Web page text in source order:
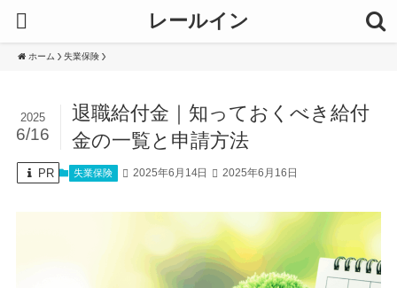
レールイン
ホーム 失業保険
退職給付金｜知っておくべき給付
金の一覧と申請方法
2025
6/16
PR 失業保険 2025年6月14日 2025年6月16日